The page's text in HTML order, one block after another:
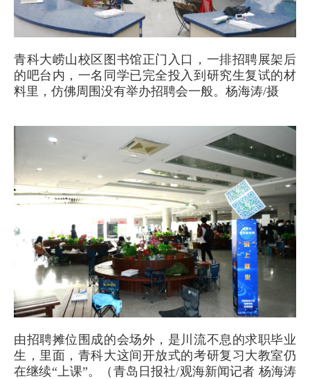
青科大崂山校区图书馆正门入口，一排招聘展架后
的吧台内，一名同学已完全投入到研究生复试的材
料里，仿佛周围没有举办招聘会一般。杨海涛/摄
由招聘摊位围成的会场外，是川流不息的求职毕业
生，里面，青科大这间开放式的考研复习大教室仍
在继续“上课”。（青岛日报社/观海新闻记者 杨海涛